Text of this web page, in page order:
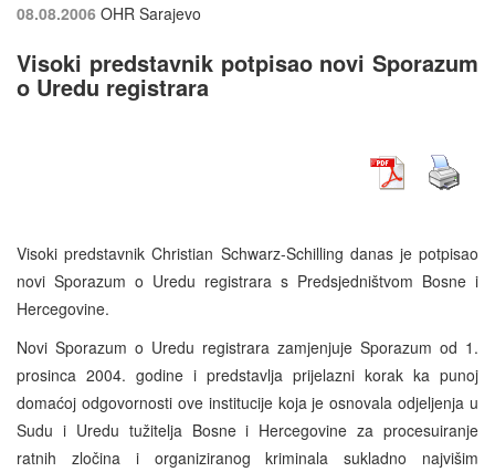
08.08.2006 OHR Sarajevo
Visoki predstavnik potpisao novi Sporazum
o Uredu registrara
Visoki predstavnik Christian Schwarz-Schilling danas je potpisao
novi Sporazum o Uredu registrara s Predsjedništvom Bosne i
Hercegovine.
Novi Sporazum o Uredu registrara zamjenjuje Sporazum od 1.
prosinca 2004. godine i predstavlja prijelazni korak ka punoj
domaćoj odgovornosti ove institucije koja je osnovala odjeljenja u
Sudu i Uredu tužitelja Bosne i Hercegovine za procesuiranje
ratnih zločina i organiziranog kriminala sukladno najvišim